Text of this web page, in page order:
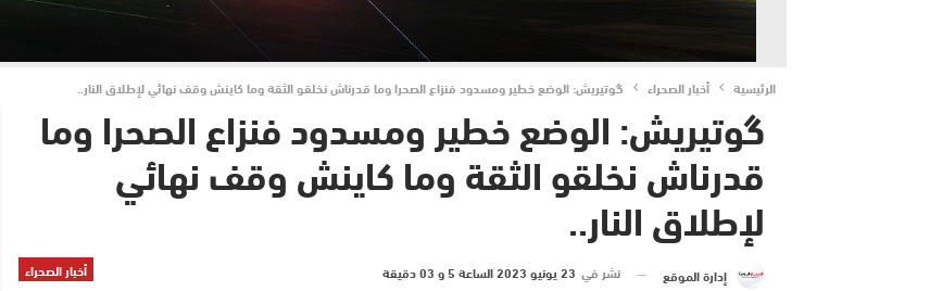
الرئيسية أخبار الصحراء گوتيريش: الوضع خطير ومسدود فنزاع الصحرا وما قدرناش نخلقو الثقة وما كاينش وقف نهائي لإطلاق النار..
گوتيريش: الوضع خطير ومسدود فنزاع الصحرا وما
قدرناش نخلقو الثقة وما كاينش وقف نهائي
لإطلاق النار..
أخبار الصحراء إدارة الموقع نشر في 23 يونيو 2023 الساعة 5 و 03 دقيقة